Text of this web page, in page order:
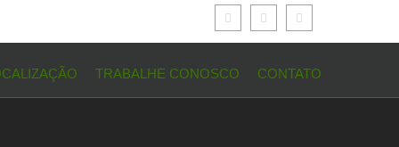
  
TRABALHE CONOSCO CONTATO